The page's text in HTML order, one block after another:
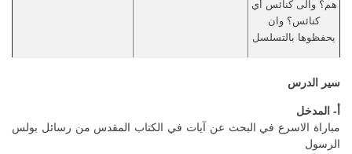
هم؟ والى كنائس أي
كنائس؟ وان
يحفظوها بالتسلسل
سير الدرس
أ- المدخل
مباراة الاسرع في البحث عن آيات في الكتاب المقدس من رسائل بولس
الرسول